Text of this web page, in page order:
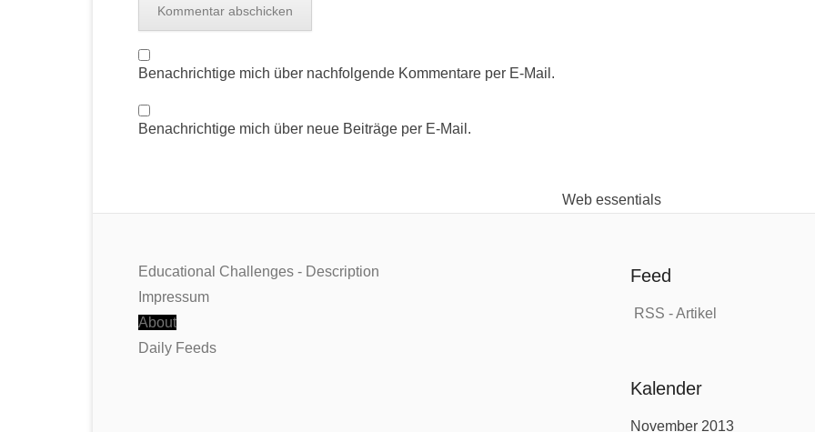
Benachrichtige mich über nachfolgende Kommentare per E-Mail.
Benachrichtige mich über neue Beiträge per E-Mail.
Web essentials
Educational Challenges - Description
Impressum
About
Daily Feeds
Feed
RSS - Artikel
Kalender
November 2013